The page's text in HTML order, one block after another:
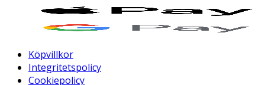
Köpvillkor
Integritetspolicy
Cookiepolicy